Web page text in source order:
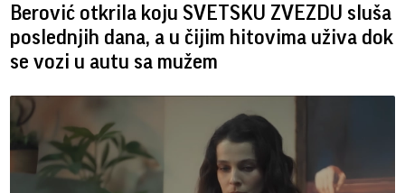
Berović otkrila koju SVETSKU ZVEZDU sluša
poslednjih dana, a u čijim hitovima uživa dok
se vozi u autu sa mužem